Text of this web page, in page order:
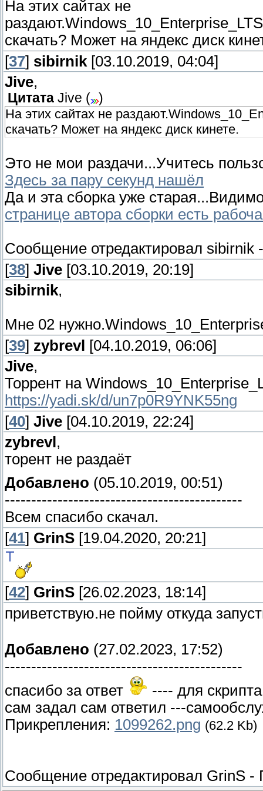
На этих сайтах не
скачать? Может на яндекс диск
[37] sibirnik [03.10.2019, 04:04]
Jive,
Цитата Jive (
)
На этих сайтах не
скачать? Может на яндекс диск кинете.
Это не мои раздачи...Учитесь
Здесь за пару секунд нашёл
Да и эта сборка уже
странице автора сборки есть
Сообщение отредактировал sibirnik
[38] Jive [03.10.2019, 20:19]
sibirnik,
Мне 02
[39] zybrevl
[04.10.2019, 06:06]
Jive,
Торрент на
https://yadi.sk/d/un7p0R9YNK55ng
[40] Jive [04.10.2019, 22:24]
zybrevl ,
торент не раздаёт
Добавлено (05.10.2019, 00:51)
---------------------------------------------
Всем спасибо скачал.
[41] GrinS [19.04.2020, 20:21]
[42] GrinS [26.02.2023, 18:14]
приветствую.не пойму откуда
Добавлено (27.02.2023, 17:52)
---------------------------------------------
спасибо за ответ
---- для
сам задал сам ответил ---
Прикрепления: 1099262.png (62.2 Kb)
Сообщение отредактировал GrinS -